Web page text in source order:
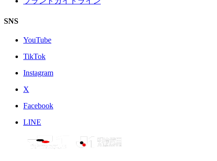
SNS
YouTube
TikTok
Instagram
X
Facebook
LINE